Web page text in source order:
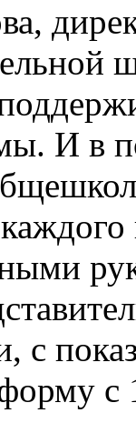
И в
с
с